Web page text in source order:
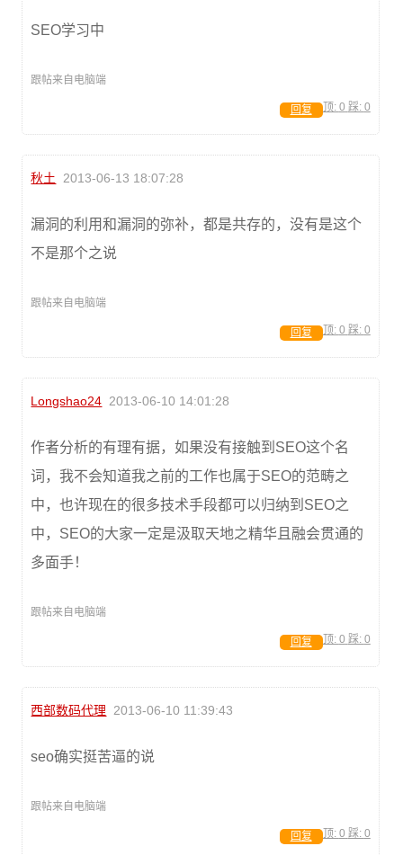
SEO学习中
跟帖来自电脑端
顶: 0 踩: 0
回复
秋土 2013-06-13 18:07:28
漏洞的利用和漏洞的弥补，都是共存的，没有是这个
不是那个之说
跟帖来自电脑端
顶: 0 踩: 0
回复
Longshao24 2013-06-10 14:01:28
作者分析的有理有据，如果没有接触到SEO这个名
词，我不会知道我之前的工作也属于SEO的范畴之
中，也许现在的很多技术手段都可以归纳到SEO之
中，SEO的大家一定是汲取天地之精华且融会贯通的
多面手！
跟帖来自电脑端
顶: 0 踩: 0
回复
西部数码代理 2013-06-10 11:39:43
seo确实挺苦逼的说
跟帖来自电脑端
顶: 0 踩: 0
回复